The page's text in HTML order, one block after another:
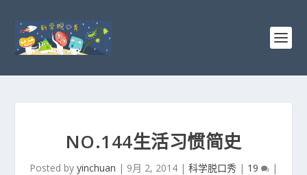
NO.144生活习惯简史
Posted by yinchuan | 9月 2, 2014 | 科学脱口秀 | 19 |